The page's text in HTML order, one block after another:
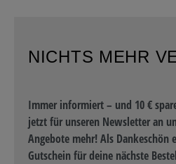
NICHTS MEHR
Immer informiert – und 10 €
jetzt für unseren Newsletter an
Angebote mehr! Als Dankeschön
Gutschein für deine nächste